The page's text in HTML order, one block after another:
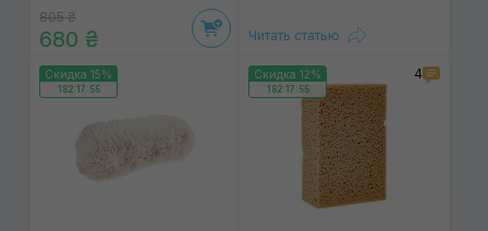
805 ₴
680 ₴ Читать статью
Скидка 15%
182:17:55
Скидка 12%
182:17:55
4